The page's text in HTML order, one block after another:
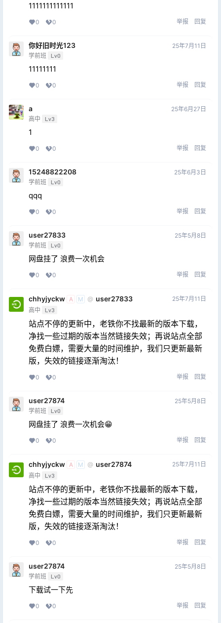
1111111111111
0 0 举报 回复
你好旧时光123
学前班 Lv0
25年7月11日
11111111
0 0 举报 回复
a
高中 Lv3
25年6月27日
1
0 0 举报 回复
15248822208
学前班 Lv0
25年6月3日
qqq
0 0 举报 回复
user27833
学前班 Lv0
25年5月8日
网盘挂了 浪费一次机会
0 0 举报 回复
chhyjyckw A M @ user27833
高中 Lv3
25年7月11日
站点不停的更新中，老铁你不找最新的版本下载，
净找一些过期的版本当然链接失效；再说站点全部
免费白嫖，需要大量的时间维护，我们只更新最新
版，失效的链接逐渐淘汰！
0 0 举报 回复
user27874
学前班 Lv0
25年5月8日
网盘挂了 浪费一次机会😁
0 0 举报 回复
chhyjyckw A M @ user27874
高中 Lv3
25年7月11日
站点不停的更新中，老铁你不找最新的版本下载，
净找一些过期的版本当然链接失效；再说站点全部
免费白嫖，需要大量的时间维护，我们只更新最新
版，失效的链接逐渐淘汰！
0 0 举报 回复
user27874
学前班 Lv0
25年5月8日
下载试一下先
0 0 举报 回复